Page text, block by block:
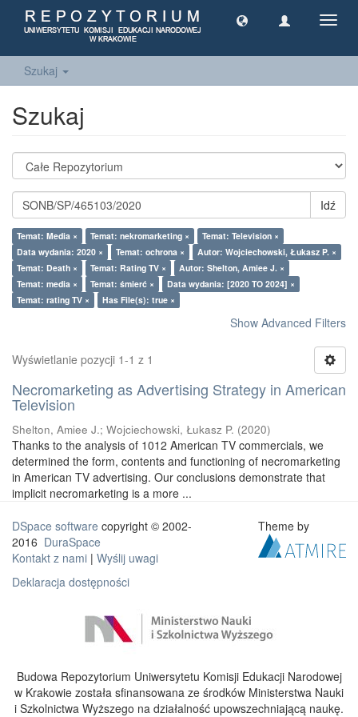
Szukaj
Szukaj
Idź
Temat: Media × Temat: nekromarketing ×
Temat: Television ×
Data wydania: 2020 ×
Temat: ochrona ×
Autor: Wojciechowski, Łukasz P. ×
Temat: Death ×
Temat: Rating TV ×
Autor: Shelton, Amiee J. ×
Temat: media ×
Temat: śmierć ×
Data wydania: [2020 TO 2024] ×
Temat: rating TV ×
Has File(s): true ×
Show Advanced Filters
Wyświetlanie pozycji 1-1 z 1
Necromarketing as Advertising Strategy in American
Television
Shelton, Amiee J.; Wojciechowski, Łukasz P. (2020)
Thanks to the analysis of 1012 American TV commercials, we
determined the form, contents and functioning of necromarketing
in American TV advertising. Our conclusions demonstrate that
implicit necromarketing is a more ...
DSpace software copyright © 2002-
2016 DuraSpace
Kontakt z nami | Wyślij uwagi
Deklaracja dostępności
Theme by
Budowa Repozytorium Uniwersytetu Komisji Edukacji Narodowej
w Krakowie została sfinansowana ze środków Ministerstwa Nauki
i Szkolnictwa Wyższego na działalność upowszechniającą naukę.